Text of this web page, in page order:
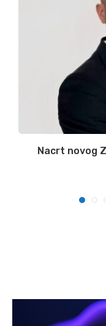
Nacrt novog